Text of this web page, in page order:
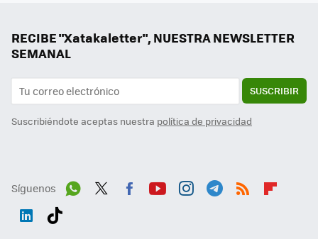
RECIBE "Xatakaletter", NUESTRA NEWSLETTER
SEMANAL
SUSCRIBIR
Suscribiéndote aceptas nuestra política de privacidad
Síguenos